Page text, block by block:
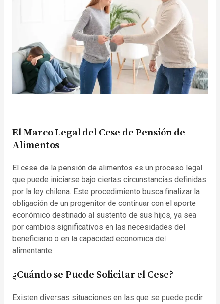
El Marco Legal del Cese de Pensión de
Alimentos
El cese de la pensión de alimentos es un proceso legal
que puede iniciarse bajo ciertas circunstancias definidas
por la ley chilena. Este procedimiento busca finalizar la
obligación de un progenitor de continuar con el aporte
económico destinado al sustento de sus hijos, ya sea
por cambios significativos en las necesidades del
beneficiario o en la capacidad económica del
alimentante.
¿Cuándo se Puede Solicitar el Cese?
Existen diversas situaciones en las que se puede pedir